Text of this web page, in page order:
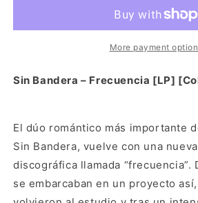
[LP]
(Vinyl)
Frecuencia
[LP]
[Color
(Vinyl)
More payment
Sin Bandera – Frecuencia [LP]
El dúo romántico más importante
Sin Bandera, vuelve con una
discográfica llamada “frecuencia”.
se embarcaban en un proyecto